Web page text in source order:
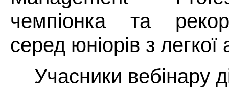
чемпіонка та
серед юніорів з легкої
Учасники вебінару